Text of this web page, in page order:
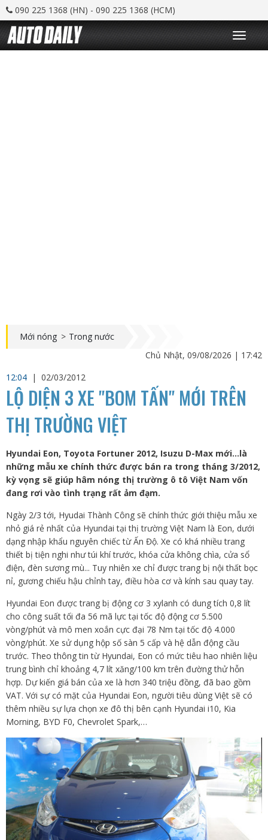
090 225 1368 (HN) - 090 225 1368 (HCM)
T
o
g
Mới nóng > Trong nước
Chủ Nhật, 09/08/2026 | 17:42
12:04 | 02/03/2012
LỘ DIỆN 3 XE "BOM TẤN" MỚI TRÊN
THỊ TRƯỜNG VIỆT
Hyundai Eon, Toyota Fortuner 2012, Isuzu D-Max mới...là
những mẫu xe chính thức được bán ra trong tháng 3/2012,
kỳ vọng sẽ giúp hâm nóng thị trường ô tô Việt Nam vốn
đang rơi vào tình trạng rất ảm đạm.
Ngày 2/3 tới, Hyudai Thành Công sẽ chính thức giới thiệu mẫu xe
nhỏ giá rẻ nhất của Hyundai tại thị trường Việt Nam là Eon, dưới
dạng nhập khẩu nguyên chiếc từ Ấn Độ. Xe có khá nhiều trang
thiết bị tiện nghi như túi khí trước, khóa cửa không chìa, cửa sổ
điện, đèn sương mù... Tuy nhiên xe chỉ được trang bị nội thất bọc
nỉ, gương chiếu hậu chỉnh tay, điều hòa cơ và kính sau quay tay.
Hyundai Eon được trang bị động cơ 3 xylanh có dung tích 0,8 lít
cho công suất tối đa 56 mã lực tại tốc độ động cơ 5.500
vòng/phút và mô men xoắn cực đại 78 Nm tại tốc độ 4.000
vòng/phút. Xe sử dụng hộp số sàn 5 cấp và hệ dẫn động cầu
trước. Theo thông tin từ Hyundai, Eon có mức tiêu hao nhiên liệu
trung bình chỉ khoảng 4,7 lít xăng/100 km trên đường thử hỗn
hợp. Dự kiến giá bán của xe là hơn 340 triệu đồng, đã bao gồm
VAT. Với sự có mặt của Hyundai Eon, người tiêu dùng Việt sẽ có
thêm nhiều sự lựa chọn xe đô thị bên cạnh Hyundai i10, Kia
Morning, BYD F0, Chevrolet Spark,…